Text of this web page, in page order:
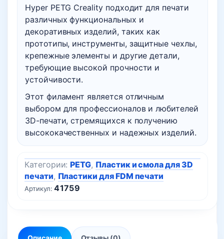
Hyper PETG Creality подходит для печати
различных функциональных и
декоративных изделий, таких как
прототипы, инструменты, защитные чехлы,
крепежные элементы и другие детали,
требующие высокой прочности и
устойчивости.
Этот филамент является отличным
выбором для профессионалов и любителей
3D-печати, стремящихся к получению
высококачественных и надежных изделий.
Артикул:41759
Категории:PETG, Пластик и смола для 3D
печати, Пластики для FDM печати